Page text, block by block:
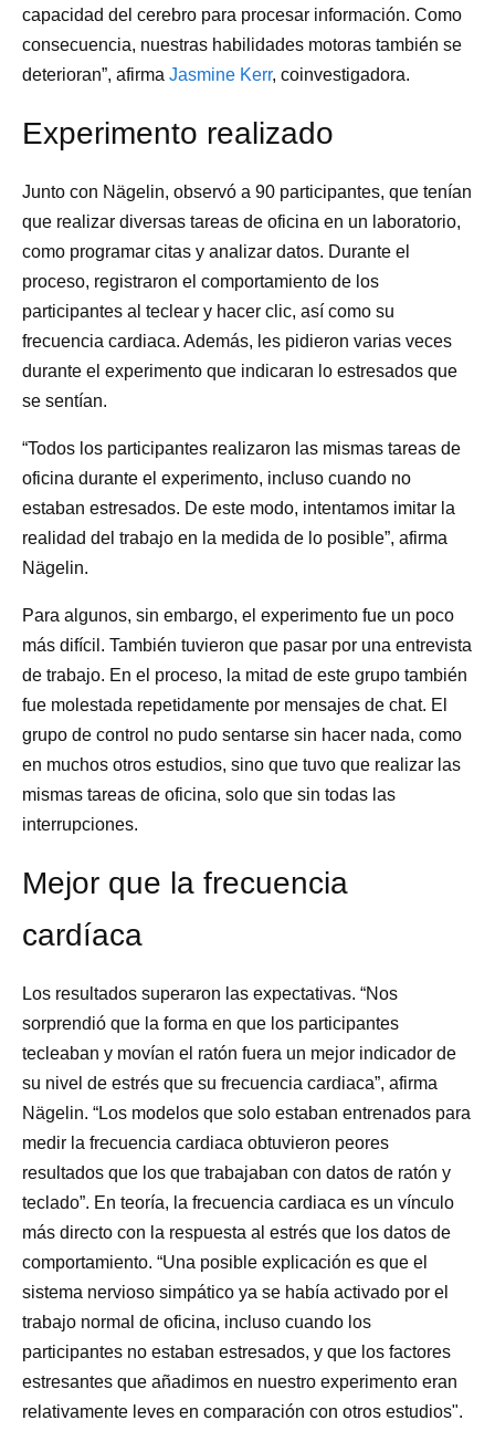
capacidad del cerebro para procesar información. Como
consecuencia, nuestras habilidades motoras también se
deterioran”, afirma Jasmine Kerr, coinvestigadora.
Experimento realizado
Junto con Nägelin, observó a 90 participantes, que tenían
que realizar diversas tareas de oficina en un laboratorio,
como programar citas y analizar datos. Durante el
proceso, registraron el comportamiento de los
participantes al teclear y hacer clic, así como su
frecuencia cardiaca. Además, les pidieron varias veces
durante el experimento que indicaran lo estresados que
se sentían.
“Todos los participantes realizaron las mismas tareas de
oficina durante el experimento, incluso cuando no
estaban estresados. De este modo, intentamos imitar la
realidad del trabajo en la medida de lo posible”, afirma
Nägelin.
Para algunos, sin embargo, el experimento fue un poco
más difícil. También tuvieron que pasar por una entrevista
de trabajo. En el proceso, la mitad de este grupo también
fue molestada repetidamente por mensajes de chat. El
grupo de control no pudo sentarse sin hacer nada, como
en muchos otros estudios, sino que tuvo que realizar las
mismas tareas de oficina, solo que sin todas las
interrupciones.
Mejor que la frecuencia
cardíaca
Los resultados superaron las expectativas. “Nos
sorprendió que la forma en que los participantes
tecleaban y movían el ratón fuera un mejor indicador de
su nivel de estrés que su frecuencia cardiaca”, afirma
Nägelin. “Los modelos que solo estaban entrenados para
medir la frecuencia cardiaca obtuvieron peores
resultados que los que trabajaban con datos de ratón y
teclado”. En teoría, la frecuencia cardiaca es un vínculo
más directo con la respuesta al estrés que los datos de
comportamiento. “Una posible explicación es que el
sistema nervioso simpático ya se había activado por el
trabajo normal de oficina, incluso cuando los
participantes no estaban estresados, y que los factores
estresantes que añadimos en nuestro experimento eran
relativamente leves en comparación con otros estudios".